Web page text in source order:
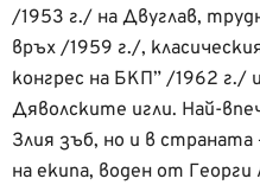
/1953 г./ на Двуглав,
връх /1959 г./,
конгрес на БКП” /1962 г./
Дяволските игли. Най-
Злия зъб, но и в
на екипа, воден от